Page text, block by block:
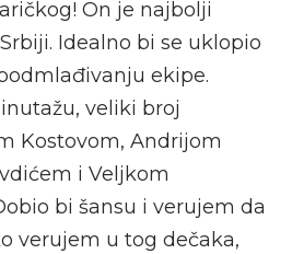
On je najbolji
Idealno bi se uklopio
ekipe.
veliki broj
Kostovom, Andrijom
i Veljkom
bi šansu i verujem da
verujem u tog dečaka,